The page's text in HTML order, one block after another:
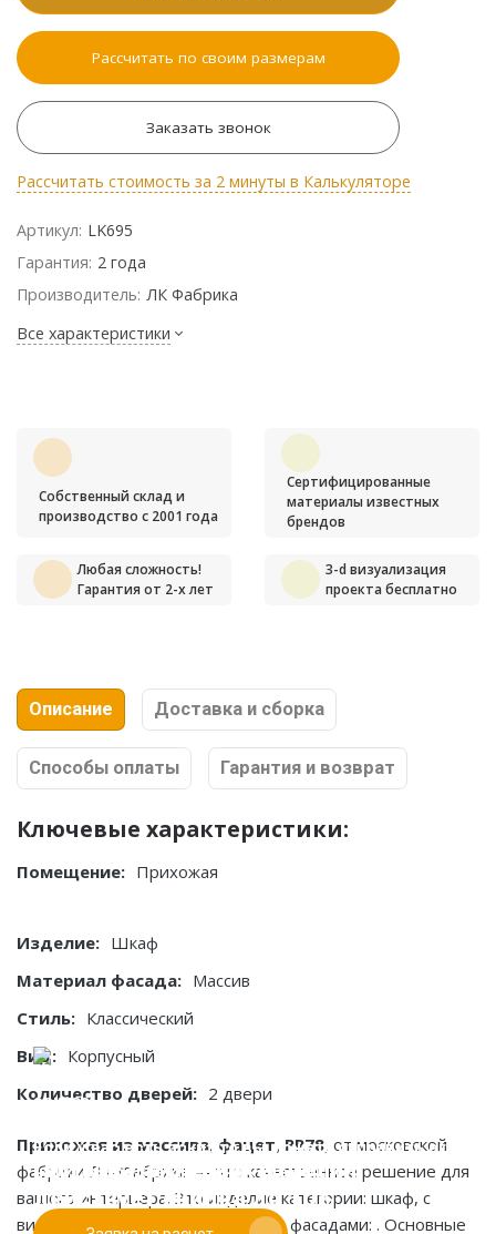
Рассчитать по своим размерам
Заказать звонок
Рассчитать стоимость за 2 минуты в Калькуляторе
Артикул: LK695
Гарантия: 2 года
Производитель: ЛК Фабрика
Все характеристики
Собственный склад и
производство с 2001 года
Сертифицированные
материалы известных
брендов
Любая сложность!
Гарантия от 2-х лет
3-d визуализация
проекта бесплатно
Описание Доставка и сборка
Способы оплаты Гарантия и возврат
Ключевые характеристики:
Помещение: Прихожая
Изделие: Шкаф
Материал фасада: Массив
Стиль: Классический
Вид: Корпусный
Количество дверей: 2 двери
Прихожая из массива, фацет, PR78, от московской
фабрики ЛК-Фабрика — это качественное решение для
вашего интерьера. Это изделие категории: шкаф, с
видом конструкции: корпусный, и фасадами: . Основные
Если у вас есть эскиз то вы можете отправить его
нам для предварительной оценки
При заказе от двух изделий
действует скидка до 10%